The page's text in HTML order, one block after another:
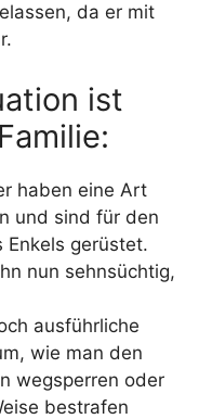
da er mit
ist
haben eine Art
und sind für den
Enkels gerüstet.
nun sehnsüchtig,
ausführliche
wie man den
wegsperren oder
bestrafen